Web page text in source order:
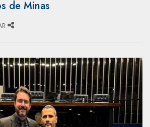
de Minas